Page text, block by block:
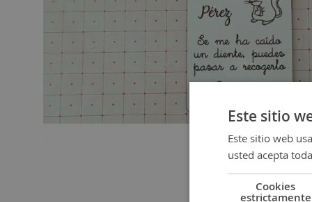
Este sitio
Este sitio web
usted acepta
Cookies
estrictamente